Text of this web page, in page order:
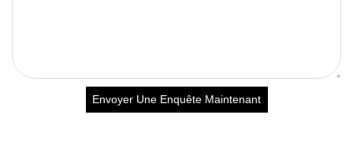
Envoyer Une Enquête Maintenant